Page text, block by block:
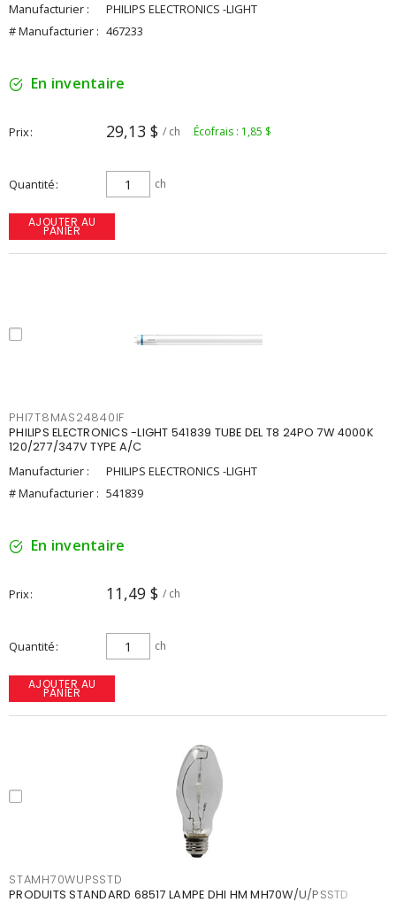
Manufacturier :
PHILIPS ELECTRONICS -LIGHT
# Manufacturier : 467233
En inventaire
Prix 29,13 $ / ch Écofrais : 1,85 $
Quantité ch
AJOUTER AU
PANIER
PHI7T8MAS24840IF
PHILIPS ELECTRONICS -LIGHT 541839 TUBE DEL T8 24PO 7W 4000K
120/277/347V TYPE A/C
Manufacturier :
PHILIPS ELECTRONICS -LIGHT
# Manufacturier : 541839
En inventaire
Prix 11,49 $ / ch
Quantité ch
AJOUTER AU
PANIER
STAMH70WUPSSTD
PRODUITS STANDARD 68517 LAMPE DHI HM MH70W/U/PSSTD